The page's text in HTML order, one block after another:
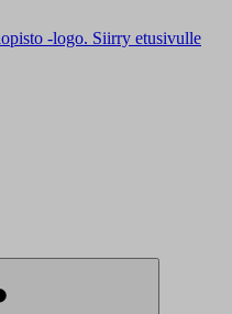
Siirry etusivulle